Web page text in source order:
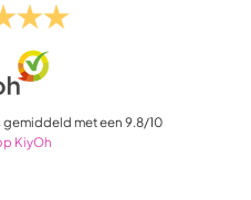
gemiddeld met een 9.8/10
KiyOh